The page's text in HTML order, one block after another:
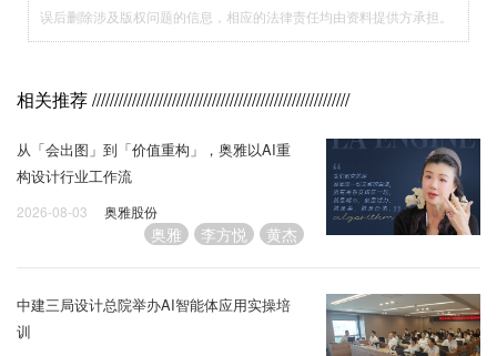
误后删除涉及版权问题的信息，相应的法律责任均由资料提供方承担。
相关推荐//////////////////////////////////////////////////////////
从「会出图」到「价值重构」，奥雅以AI重
构设计行业工作流
2026-08-03 奥雅股份
奥雅 李方悦 黄杰
中建三局设计总院举办AI智能体应用实操培
训